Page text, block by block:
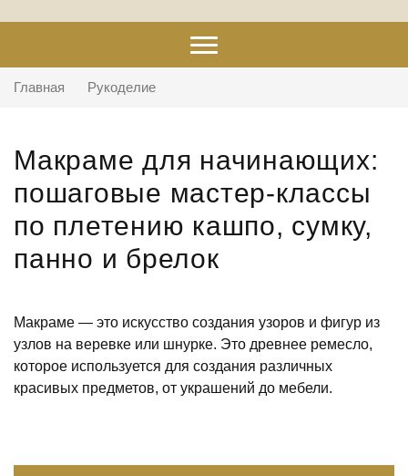
Главная Рукоделие
Макраме для начинающих:
пошаговые мастер-классы
по плетению кашпо, сумку,
панно и брелок
Макраме — это искусство создания узоров и фигур из
узлов на веревке или шнурке. Это древнее ремесло,
которое используется для создания различных
красивых предметов, от украшений до мебели.